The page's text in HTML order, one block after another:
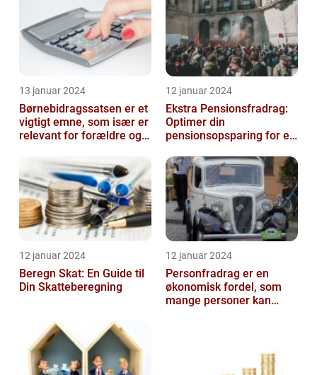
13 januar 2024
Børnebidragssatsen er et
vigtigt emne, som især er
relevant for forældre og
12 januar 2024
Ekstra Pensionsfradrag:
Optimer din
pensionsopsparing for en
12 januar 2024
Beregn Skat: En Guide til
Din Skatteberegning
12 januar 2024
Personfradrag er en
økonomisk fordel, som
mange personer kan